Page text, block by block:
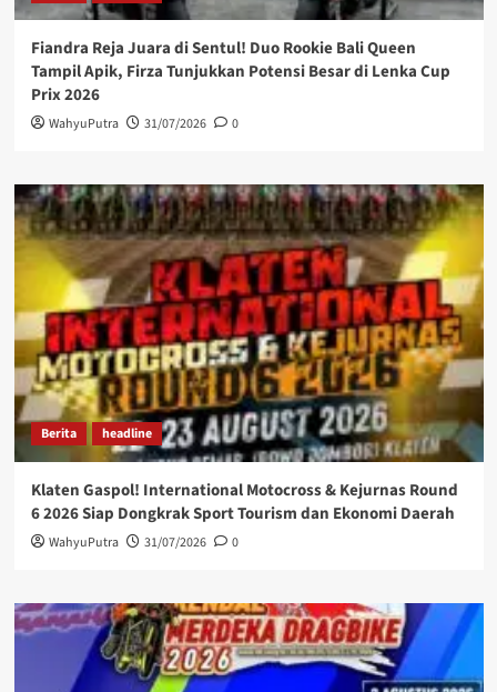
Fiandra Reja Juara di Sentul! Duo Rookie Bali Queen
Tampil Apik, Firza Tunjukkan Potensi Besar di Lenka Cup
Prix 2026
WahyuPutra 31/07/2026 0
Berita headline
Klaten Gaspol! International Motocross & Kejurnas Round
6 2026 Siap Dongkrak Sport Tourism dan Ekonomi Daerah
WahyuPutra 31/07/2026 0